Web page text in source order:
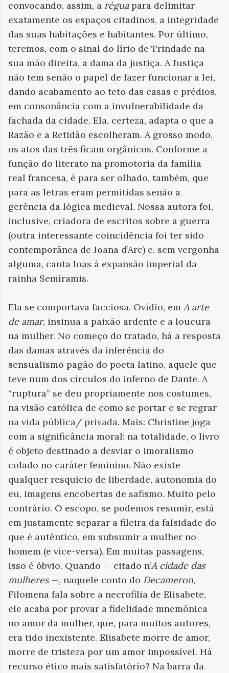
convocando, assim, a réguapara delimitar
exatamente os espaços citadinos, a integridade
das suas habitações e habitantes. Por último,
teremos, com o sinal do lírio de Trindade na
sua mão direita, a dama da justiça. A Justiça
não tem senão o papel de fazer funcionar a lei,
dando acabamento ao teto das casas e prédios,
em consonância com a invulnerabilidade da
fachada da cidade. Ela, certeza, adapta o que a
Razão e a Retidão escolheram. A grosso modo,
os atos das três ficam orgânicos. Conforme a
função do literato na promotoria da família
real francesa, é para ser olhado, também, que
para as letras eram permitidas senão a
gerência da lógica medieval. Nossa autora foi,
inclusive, criadora de escritos sobre a guerra
(outra interessante coincidência foi ter sido
contemporânea de Joana d’Arc) e, sem vergonha
alguma, canta loas à expansão imperial da
rainha Semíramis.
Ela se comportava facciosa. Ovídio, em A arte
de amar, insinua a paixão ardente e a loucura
na mulher. No começo do tratado, há a resposta
das damas através da inferência do
sensualismo pagão do poeta latino, aquele que
teve num dos círculos do inferno de Dante. A
“ruptura” se deu propriamente nos costumes,
na visão católica de como se portar e se regrar
na vida pública/ privada. Mais: Christine joga
com a significância moral: na totalidade, o livro
é objeto destinado a desviar o imoralismo
colado no caráter feminino. Não existe
qualquer resquício de liberdade, autonomia do
eu, imagens encobertas de safismo. Muito pelo
contrário. O escopo, se podemos resumir, está
em justamente separar a fileira da falsidade do
que é autêntico, em subsumir a mulher no
homem (e vice-versa). Em muitas passagens,
isso é óbvio. Quando — citado n’A cidade das
mulheres—, naquele conto do Decameron,
Filomena fala sobre a necrofilia de Elisabete,
ele acaba por provar a fidelidade mnemônica
no amor da mulher, que, para muitos autores,
era tido inexistente. Elisabete morre de amor,
morre de tristeza por um amor impossível. Há
recurso ético mais satisfatório? Na barra da